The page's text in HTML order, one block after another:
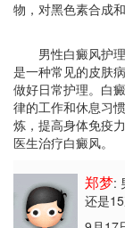
物，对黑色素合成
男性白癜风护理
是一种常见的皮肤
做好日常护理。白
律的工作和休息习
炼，提高身体免疫
医生治疗白癜风。
郑梦:
还是